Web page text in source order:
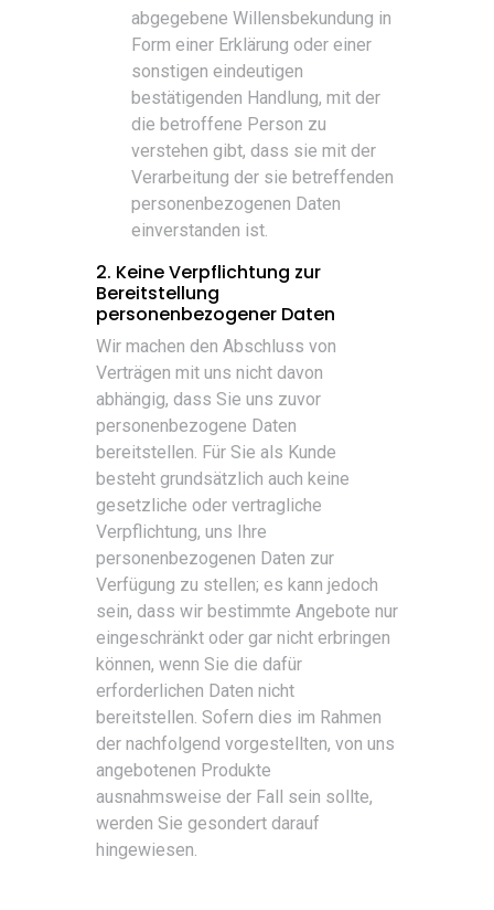
abgegebene Willensbekundung in
Form einer Erklärung oder einer
sonstigen eindeutigen
bestätigenden Handlung, mit der
die betroffene Person zu
verstehen gibt, dass sie mit der
Verarbeitung der sie betreffenden
personenbezogenen Daten
einverstanden ist.
2. Keine Verpflichtung zur
Bereitstellung
personenbezogener Daten
Wir machen den Abschluss von
Verträgen mit uns nicht davon
abhängig, dass Sie uns zuvor
personenbezogene Daten
bereitstellen. Für Sie als Kunde
besteht grundsätzlich auch keine
gesetzliche oder vertragliche
Verpflichtung, uns Ihre
personenbezogenen Daten zur
Verfügung zu stellen; es kann jedoch
sein, dass wir bestimmte Angebote nur
eingeschränkt oder gar nicht erbringen
können, wenn Sie die dafür
erforderlichen Daten nicht
bereitstellen. Sofern dies im Rahmen
der nachfolgend vorgestellten, von uns
angebotenen Produkte
ausnahmsweise der Fall sein sollte,
werden Sie gesondert darauf
hingewiesen.